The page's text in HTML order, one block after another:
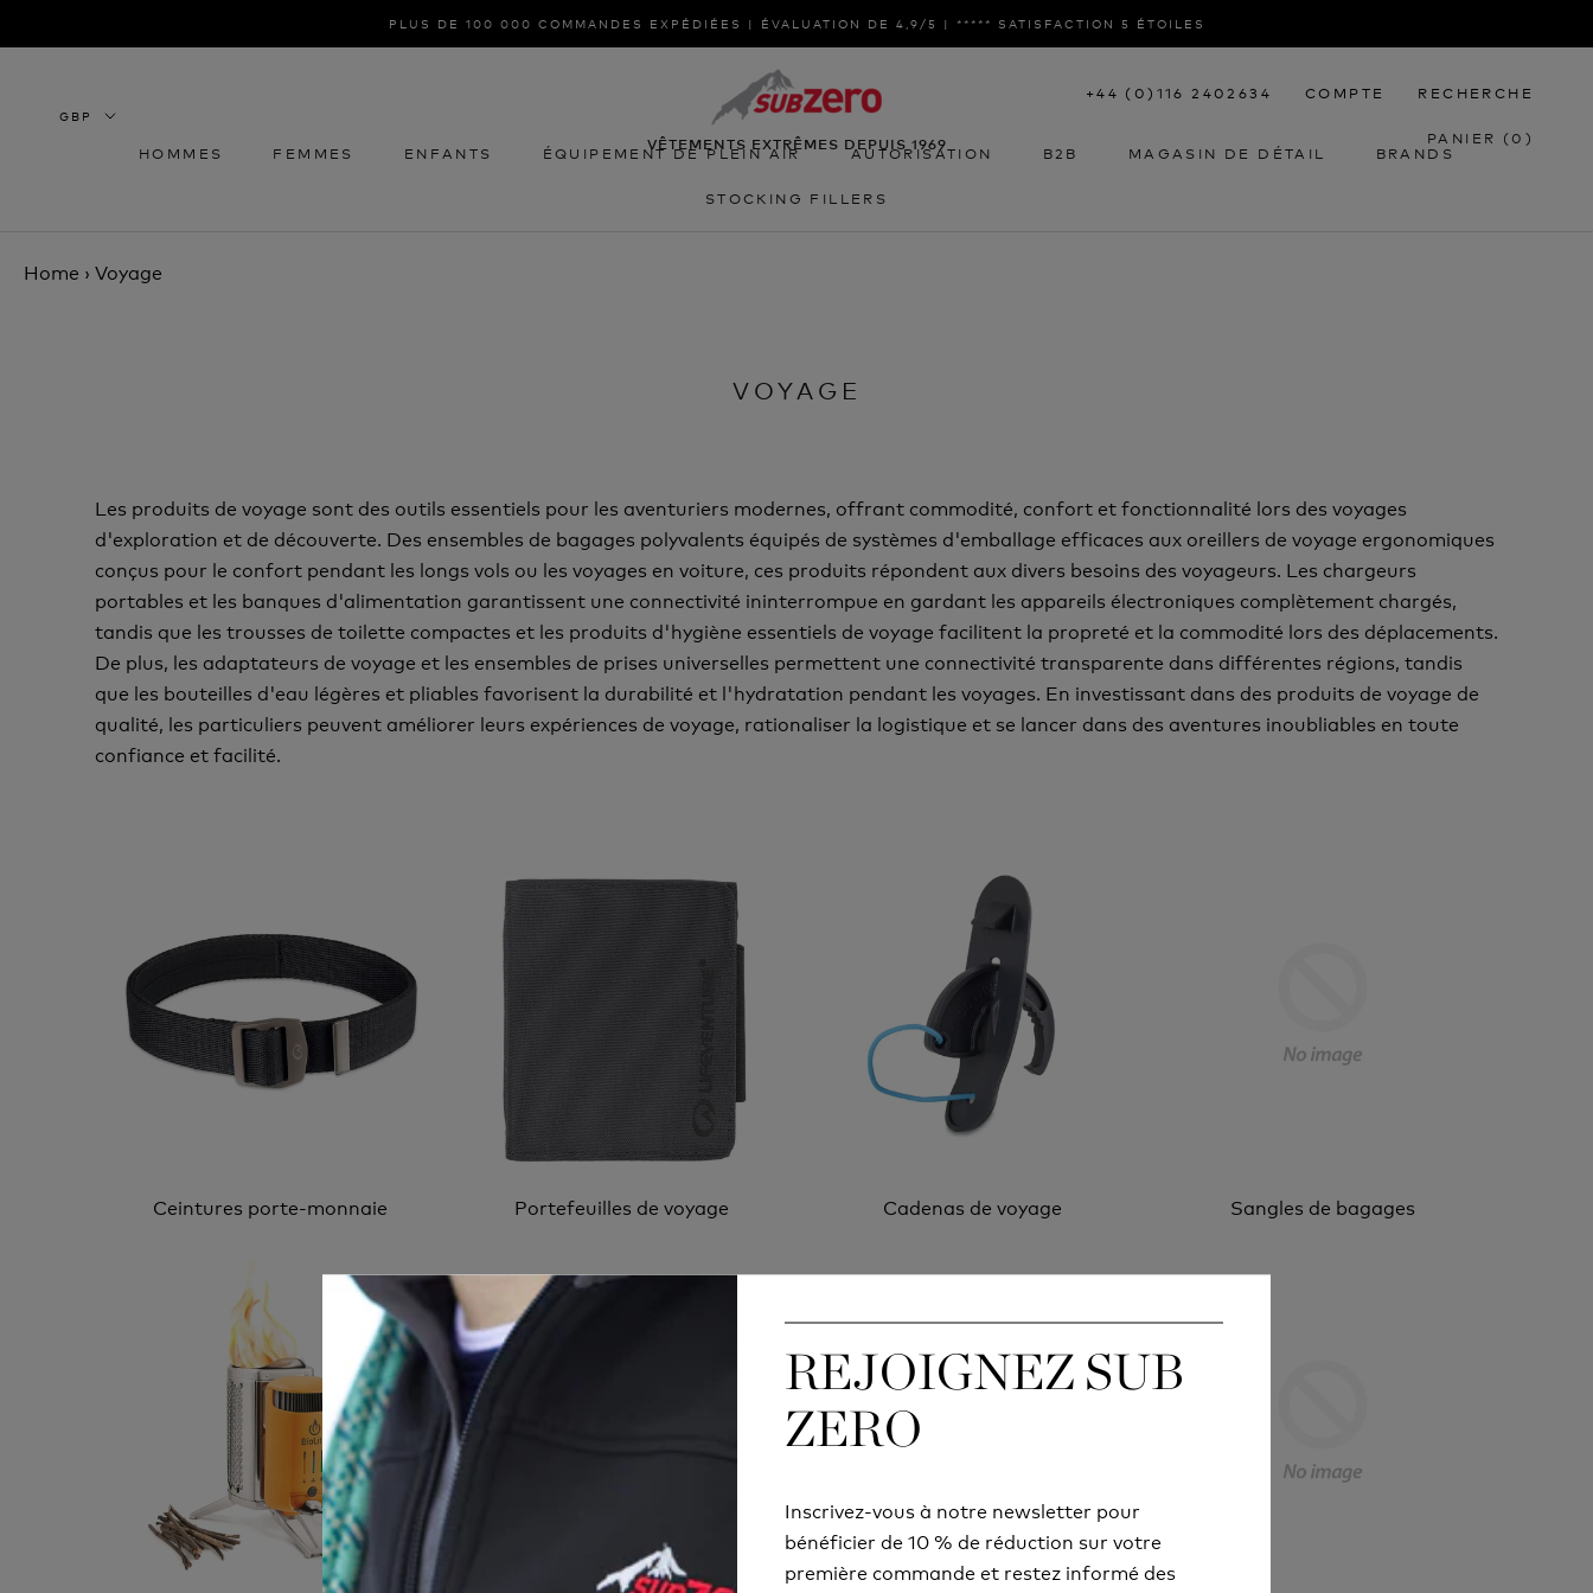
au
REJOIGNEZ SUB
ZERO
Inscrivez-vous à notre newsletter pour
bénéficier de 10 % de réduction sur votre
première commande et restez informé des
PLUS DE 100 000 COMMANDES EXPÉDIÉES | ÉVALUATION DE 4,9/5 | ***** SATISFACTION 5 ÉTOILES
HOMMES FEMMES ENFANTS ÉQUIPEMENT DE PLEIN AIR AUTORISATION B2B MAGASIN DE DÉTAIL BRANDS
STOCKING FILLERS
VÊTEMENTS EXTRÊMES DEPUIS 1969
+44 (0)116 2402634 COMPTE RECHERCHE
PANIER (0 )
Home › Voyage
VOYAGE
Les produits de voyage sont des outils essentiels pour les aventuriers modernes, offrant commodité, confort et fonctionnalité lors des voyages
d'exploration et de découverte. Des ensembles de bagages polyvalents équipés de systèmes d'emballage efficaces aux oreillers de voyage ergonomiques
conçus pour le confort pendant les longs vols ou les voyages en voiture, ces produits répondent aux divers besoins des voyageurs. Les chargeurs
portables et les banques d'alimentation garantissent une connectivité ininterrompue en gardant les appareils électroniques complètement chargés,
tandis que les trousses de toilette compactes et les produits d'hygiène essentiels de voyage facilitent la propreté et la commodité lors des déplacements.
De plus, les adaptateurs de voyage et les ensembles de prises universelles permettent une connectivité transparente dans différentes régions, tandis
que les bouteilles d'eau légères et pliables favorisent la durabilité et l'hydratation pendant les voyages. En investissant dans des produits de voyage de
qualité, les particuliers peuvent améliorer leurs expériences de voyage, rationaliser la logistique et se lancer dans des aventures inoubliables en toute
confiance et facilité.
Ceintures porte-monnaie Portefeuilles de voyage Cadenas de voyage Sangles de bagages
REJOIGNEZ SUB
ZERO
Inscrivez-vous à notre newsletter pour
bénéficier de 10 % de réduction sur votre
première commande et restez informé des